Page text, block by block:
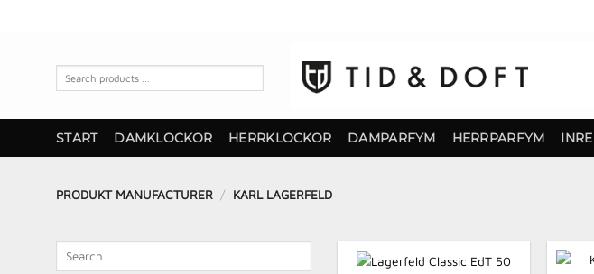
START DAMKLOCKOR HERRKLOCKOR DAMPARFYM HERRPARFYM
PRODUKT MANUFACTURER / KARL LAGERFELD